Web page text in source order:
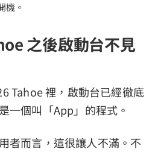
機。
之後啟動台不見
Tahoe 裡，啟動台已經徹底
一個叫「App」的程式。
者而言，這很讓人不滿。不